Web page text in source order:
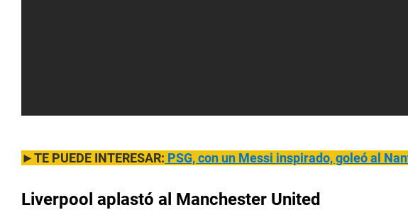
►TE PUEDE INTERESAR: PSG, con un Messi inspirado, goleó al
Liverpool aplastó al Manchester United